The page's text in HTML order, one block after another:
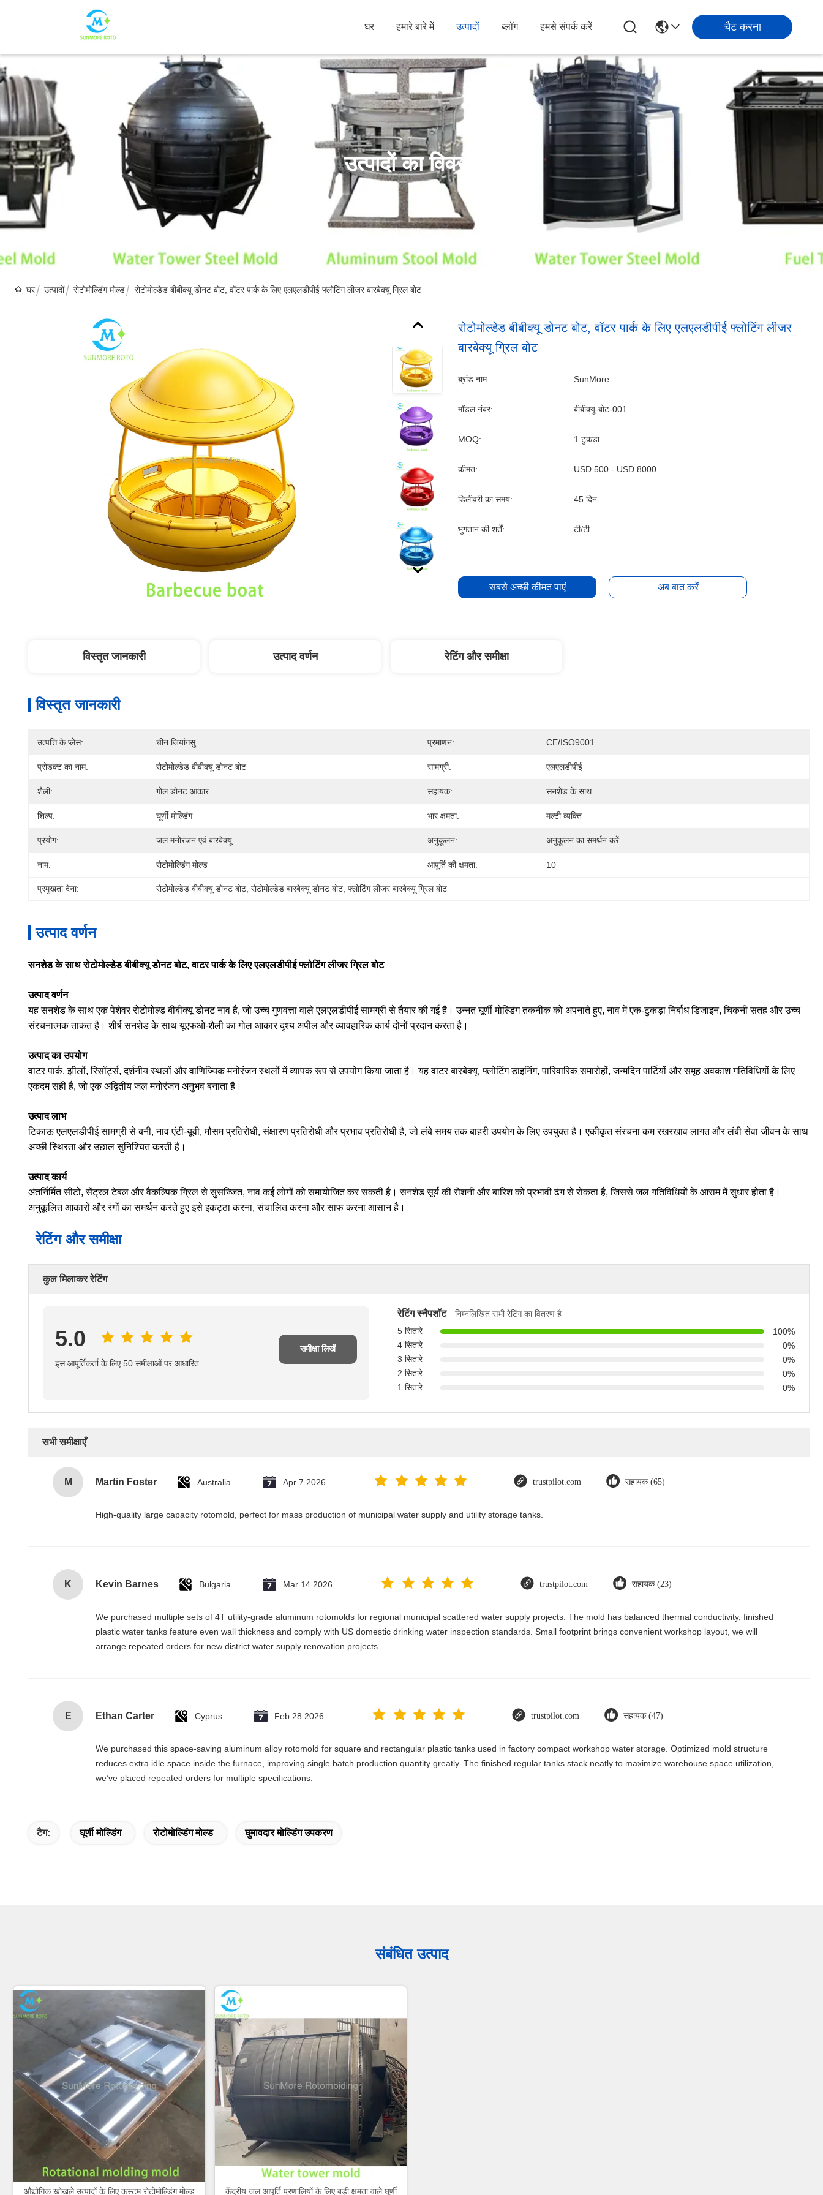
घर हमारे बारे में उत्पादों ब्लॉग हमसे संपर्क करें चैट करना
उत्पादों का विवरण
घर उत्पादों रोटोमोल्डिंग मोल्ड रोटोमोल्डेड बीबीक्यू डोनट बोट, वॉटर पार्क के लिए एलएलडीपीई फ्लोटिंग लीजर बारबेक्यू ग्रिल बोट
रोटोमोल्डेड बीबीक्यू डोनट बोट, वॉटर पार्क के लिए एलएलडीपीई फ्लोटिंग लीजर
बारबेक्यू ग्रिल बोट
ब्रांड नाम: SunMore
मॉडल नंबर: बीबीक्यू-बोट-001
MOQ: 1 टुकड़ा
कीमत: USD 500 - USD 8000
डिलीवरी का समय: 45 दिन
भुगतान की शर्तें: टी/टी
सबसे अच्छी कीमत पाएं अब बात करें
विस्तृत जानकारी उत्पाद वर्णन रेटिंग और समीक्षा
विस्तृत जानकारी
उत्पत्ति के प्लेस: चीन जियांगसु प्रमाणन: CE/ISO9001
प्रोडक्ट का नाम: रोटोमोल्डेड बीबीक्यू डोनट बोट सामग्री: एलएलडीपीई
शैली: गोल डोनट आकार सहायक: सनशेड के साथ
शिल्प: घूर्णी मोल्डिंग भार क्षमता: मल्टी व्यक्ति
प्रयोग: जल मनोरंजन एवं बारबेक्यू अनुकूलन: अनुकूलन का समर्थन करें
नाम: रोटोमोल्डिंग मोल्ड आपूर्ति की क्षमता: 10
प्रमुखता देना: रोटोमोल्डेड बीबीक्यू डोनट बोट रोटोमोल्डेड बारबेक्यू डोनट बोट फ्लोटिंग लीज़र बारबेक्यू ग्रिल बोट
उत्पाद वर्णन
सनशेड के साथ रोटोमोल्डेड बीबीक्यू डोनट बोट, वाटर पार्क के लिए एलएलडीपीई फ्लोटिंग लीजर ग्रिल बोट
उत्पाद वर्णन
यह सनशेड के साथ एक पेशेवर रोटोमोल्ड बीबीक्यू डोनट नाव है, जो उच्च गुणवत्ता वाले एलएलडीपीई सामग्री से तैयार की गई है। उन्नत घूर्णी मोल्डिंग तकनीक को अपनाते हुए, नाव में एक-टुकड़ा निर्बाध डिजाइन, चिकनी सतह और उच्च
संरचनात्मक ताकत है। शीर्ष सनशेड के साथ यूएफओ-शैली का गोल आकार दृश्य अपील और व्यावहारिक कार्य दोनों प्रदान करता है।
उत्पाद का उपयोग
वाटर पार्क, झीलों, रिसॉर्ट्स, दर्शनीय स्थलों और वाणिज्यिक मनोरंजन स्थलों में व्यापक रूप से उपयोग किया जाता है। यह वाटर बारबेक्यू, फ्लोटिंग डाइनिंग, पारिवारिक समारोहों, जन्मदिन पार्टियों और समूह अवकाश गतिविधियों के लिए
एकदम सही है, जो एक अद्वितीय जल मनोरंजन अनुभव बनाता है।
उत्पाद लाभ
टिकाऊ एलएलडीपीई सामग्री से बनी, नाव एंटी-यूवी, मौसम प्रतिरोधी, संक्षारण प्रतिरोधी और प्रभाव प्रतिरोधी है, जो लंबे समय तक बाहरी उपयोग के लिए उपयुक्त है। एकीकृत संरचना कम रखरखाव लागत और लंबी सेवा जीवन के साथ
अच्छी स्थिरता और उछाल सुनिश्चित करती है।
उत्पाद कार्य
अंतर्निर्मित सीटों, सेंट्रल टेबल और वैकल्पिक ग्रिल से सुसज्जित, नाव कई लोगों को समायोजित कर सकती है। सनशेड सूर्य की रोशनी और बारिश को प्रभावी ढंग से रोकता है, जिससे जल गतिविधियों के आराम में सुधार होता है।
अनुकूलित आकारों और रंगों का समर्थन करते हुए इसे इकट्ठा करना, संचालित करना और साफ करना आसान है।
रेटिंग और समीक्षा
कुल मिलाकर रेटिंग
5.0
इस आपूर्तिकर्ता के लिए 50 समीक्षाओं पर आधारित
समीक्षा लिखें
रेटिंग स्नैपशॉट
निम्नलिखित सभी रेटिंग का वितरण है
5 सितारे
100%
4 सितारे
0%
3 सितारे
0%
2 सितारे
0%
1 सितारे
0%
सभी समीक्षाएँ
M Martin Foster Australia Apr 7.2026 trustpilot.com सहायक (65)
High-quality large capacity rotomold, perfect for mass production of municipal water supply and utility storage tanks.
K Kevin Barnes Bulgaria Mar 14.2026 trustpilot.com सहायक (23)
We purchased multiple sets of 4T utility-grade aluminum rotomolds for regional municipal scattered water supply projects. The mold has balanced thermal conductivity, finished
plastic water tanks feature even wall thickness and comply with US domestic drinking water inspection standards. Small footprint brings convenient workshop layout, we will
arrange repeated orders for new district water supply renovation projects.
E Ethan Carter Cyprus Feb 28.2026 trustpilot.com सहायक (47)
We purchased this space-saving aluminum alloy rotomold for square and rectangular plastic tanks used in factory compact workshop water storage. Optimized mold structure
reduces extra idle space inside the furnace, improving single batch production quantity greatly. The finished regular tanks stack neatly to maximize warehouse space utilization,
we’ve placed repeated orders for multiple specifications.
टैग: घूर्णी मोल्डिंग रोटोमोल्डिंग मोल्ड घुमावदार मोल्डिंग उपकरण
संबंधित उत्पाद
औद्योगिक खोखले उत्पादों के लिए कस्टम रोटोमोल्डिंग मोल्ड केंद्रीय जल आपूर्ति प्रणालियों के लिए बड़ी क्षमता वाले घूर्णी